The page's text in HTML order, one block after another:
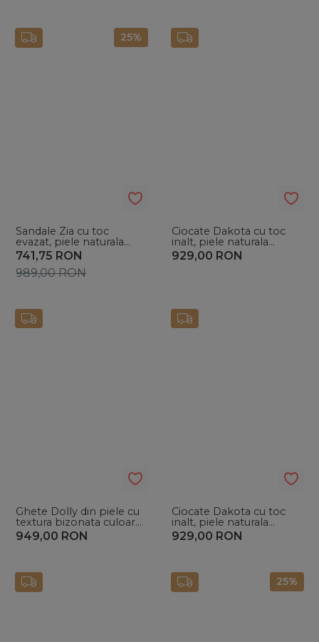
25%
Sandale Zia cu toc
evazat, piele naturala
neagra si accesoriu
argintiu
741,75 RON
989,00RON
Ciocate Dakota cu toc
inalt, piele naturala
perforata nude
929,00 RON
Ghete Dolly din piele cu
textura bizonata culoare
unt
949,00 RON
Ciocate Dakota cu toc
inalt, piele naturala
intoarsa nude
929,00 RON
25%